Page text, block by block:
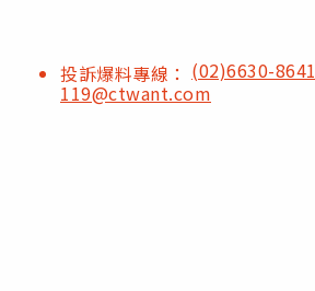
投訴爆料專線： (02)6630-8641
119@ctwant.com